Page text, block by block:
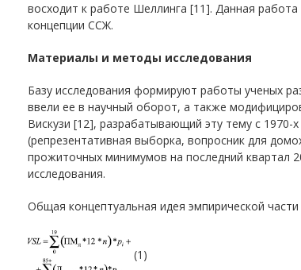
восходит к работе Шеллинга [11]. Данная
концепции ССЖ.
Материалы и методы исследования
Базу исследования формируют работы ученых
ввели ее в научный оборот, а также
Вискузи [12], разрабатывающий эту тему с
(репрезентативная выборка, вопросник для
прожиточных минимумов на последний квартал
исследования.
Общая концептуальная идея эмпирической части
(1)